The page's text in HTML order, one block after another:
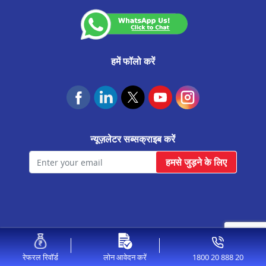
उदयपुरवाटी मे प्रॉपर्टी पर लोन
राजगढ़ मे प्रॉपर्टी पर लोन
जयपुर ढेर का बालाजी मे प्रॉपर्टी पर लोन
फतेहनगर मे प्रॉपर्टी पर लोन
मालपुरा मे प्रॉपर्टी पर लोन
बगरू मे प्रॉपर्टी पर लोन
कोलायत मे प्रॉपर्टी पर लोन
जयपुर राजा पार्क मे प्रॉपर्टी पर लोन
रेफरल रिवॉर्ड लोन आवेदन करें 1800 20 888 20
हमें फॉलो करें
न्यूज़लेटर सब्सक्राइब करें
हमसे जुड़ने के लिए
© 2026 Aavas Financiers Ltd, All Rights Reserved.